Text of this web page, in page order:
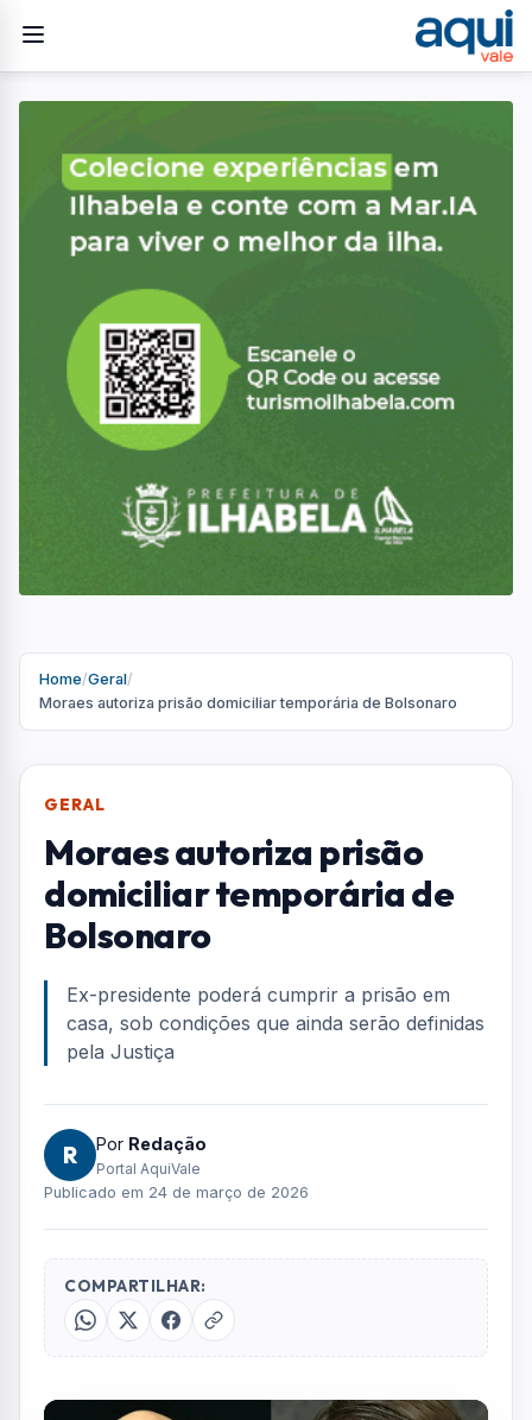
Home/Geral/
Moraes autoriza prisão domiciliar temporária de Bolsonaro
GERAL
Moraes autoriza prisão
domiciliar temporária de
Bolsonaro
Ex-presidente poderá cumprir a prisão em
casa, sob condições que ainda serão definidas
pela Justiça
R Por Redação
Portal AquiVale
Publicado em 24 de março de 2026
COMPARTILHAR: